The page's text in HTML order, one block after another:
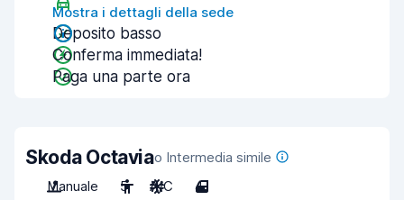
Mostra i dettagli della sede
Deposito basso
Conferma immediata!
Paga una parte ora
Skoda Octaviao Intermedia simile
Manuale
5 A/C 4